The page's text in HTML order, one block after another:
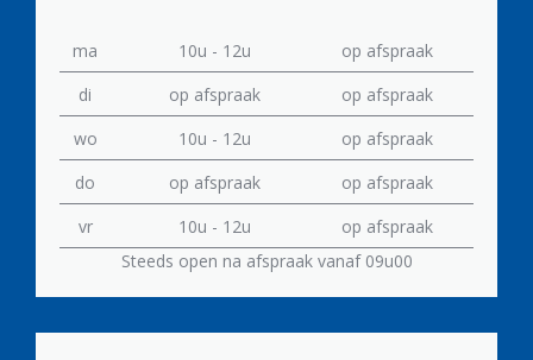
ma 10u - 12u
op afspraak
di
op afspraak
op afspraak
wo
10u - 12u
op afspraak
do
op afspraak
op afspraak
vr
10u - 12u
op afspraak
Steeds open na afspraak vanaf 09u00